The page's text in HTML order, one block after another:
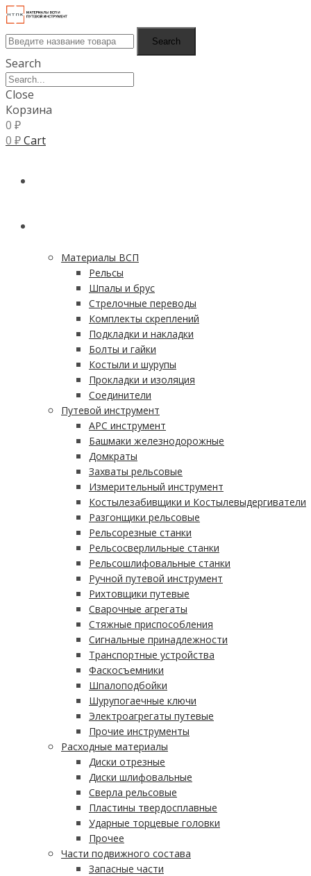
Search
Search
Close
Корзина
0 ₽
0 ₽Cart
Материалы ВСП
Рельсы
Шпалы и брус
Стрелочные переводы
Комплекты скреплений
Подкладки и накладки
Болты и гайки
Костыли и шурупы
Прокладки и изоляция
Соединители
Путевой инструмент
АРС инструмент
Башмаки железнодорожные
Домкраты
Захваты рельсовые
Измерительный инструмент
Костылезабивщики и Костылевыдергиватели
Разгонщики рельсовые
Рельсорезные станки
Рельсосверлильные станки
Рельсошлифовальные станки
Ручной путевой инструмент
Рихтовщики путевые
Сварочные агрегаты
Стяжные приспособления
Сигнальные принадлежности
Транспортные устройства
Фаскосъемники
Шпалоподбойки
Шурупогаечные ключи
Электроагрегаты путевые
Прочие инструменты
Расходные материалы
Диски отрезные
Диски шлифовальные
Сверла рельсовые
Пластины твердосплавные
Ударные торцевые головки
Прочее
Части подвижного состава
Запасные части